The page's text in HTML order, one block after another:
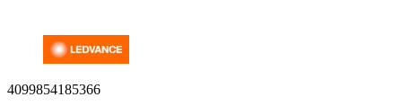
4099854185366